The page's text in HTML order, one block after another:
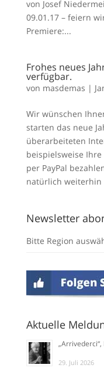
von Josef
09.01.17 – feiern
Premiere:...
Frohes neues
verfügbar.
von masdemas |
Wir wünschen
starten das neue
überarbeiteten
beispielsweise
per PayPal
natürlich weiterhin
Newsletter
Bitte Region
Aktuelle
„Arrivederci“,
29. Juli 2026